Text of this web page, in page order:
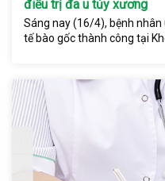
điều trị đa u tủy xương
Sáng nay (16/4), bệnh
tế bào gốc thành công tại